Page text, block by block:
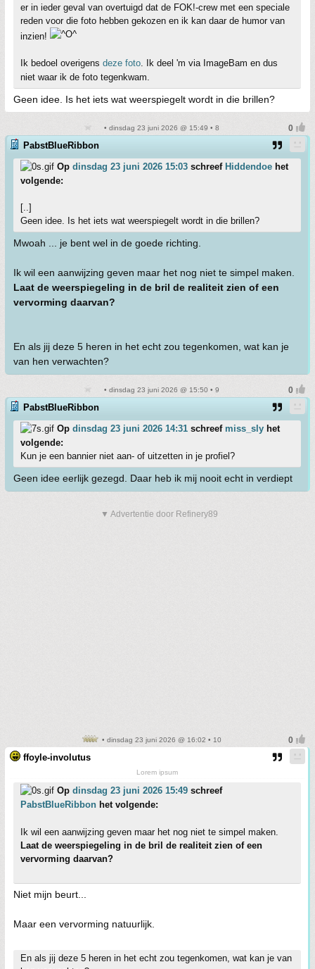
er in ieder geval van overtuigd dat de FOK!-crew met een speciale
reden voor die foto hebben gekozen en ik kan daar de humor van
inzien!
Ik bedoel overigens deze foto. Ik deel 'm via ImageBam en dus
niet waar ik de foto tegenkwam.
Geen idee. Is het iets wat weerspiegelt wordt in die brillen?
• dinsdag 23 juni 2026 @ 15:49 • 8
PabstBlueRibbon
Op dinsdag 23 juni 2026 15:03 schreef Hiddendoe het
volgende:
[..]
Geen idee. Is het iets wat weerspiegelt wordt in die brillen?
Mwoah ... je bent wel in de goede richting.
Ik wil een aanwijzing geven maar het nog niet te simpel maken.
Laat de weerspiegeling in de bril de realiteit zien of een
vervorming daarvan?
En als jij deze 5 heren in het echt zou tegenkomen, wat kan je
van hen verwachten?
• dinsdag 23 juni 2026 @ 15:50 • 9
PabstBlueRibbon
Op dinsdag 23 juni 2026 14:31 schreef miss_sly het
volgende:
Kun je een bannier niet aan- of uitzetten in je profiel?
Geen idee eerlijk gezegd. Daar heb ik mij nooit echt in verdiept
▼ Advertentie door Refinery89
• dinsdag 23 juni 2026 @ 16:02 • 10
ffoyle-involutus
Lorem ipsum
Op dinsdag 23 juni 2026 15:49 schreef
PabstBlueRibbon het volgende:
Ik wil een aanwijzing geven maar het nog niet te simpel maken.
Laat de weerspiegeling in de bril de realiteit zien of een
vervorming daarvan?
Niet mijn beurt...
Maar een vervorming natuurlijk.
En als jij deze 5 heren in het echt zou tegenkomen, wat kan je van